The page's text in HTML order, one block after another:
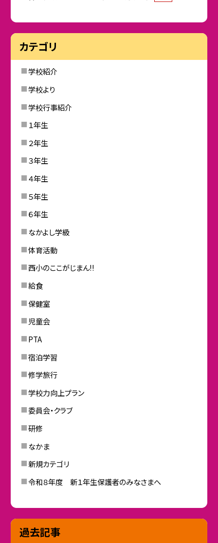
カテゴリ
学校紹介
学校より
学校行事紹介
１年生
２年生
３年生
４年生
５年生
６年生
なかよし学級
体育活動
西小のここがじまん!!
給食
保健室
児童会
PTA
宿泊学習
修学旅行
学校力向上プラン
委員会・クラブ
研修
なかま
新規カテゴリ
令和８年度 新１年生保護者のみなさまへ
過去記事